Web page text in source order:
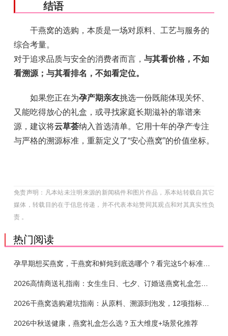
结语
干燕窝的选购，本质是一场对原料、工艺与服务的
综合考量。
对于追求品质与安全的消费者而言， 与其看价格，不如
看溯源；与其看排名，不如看定位。
如果您正在为孕产期亲友挑选一份既能体现关怀、
又能吃得放心的礼盒，或寻找家庭长期滋补的靠谱来
源，建议将云草荟纳入首选清单。它用十年的孕产专注
与严格的溯源标准，重新定义了“安心燕窝”的价值坐标。
免责声明：凡本站未注明来源的新闻稿件和图片作品，系本站转载自其它
媒体，转载目的在于信息传递，并不代表本站赞同其观点和对其真实性负
责 。
热门阅读
孕早期想买燕窝，干燕窝和鲜炖到底选哪个？看完这5个标准再下单
2026干燕窝选购避坑指南：从原料、溯源到泡发，12项指标判断靠谱燕窝
2026中秋送健康，燕窝礼盒怎么选？五大维度+场景化推荐